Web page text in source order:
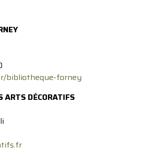
bibliotheque-forney
ARTS DÉCORATIFS